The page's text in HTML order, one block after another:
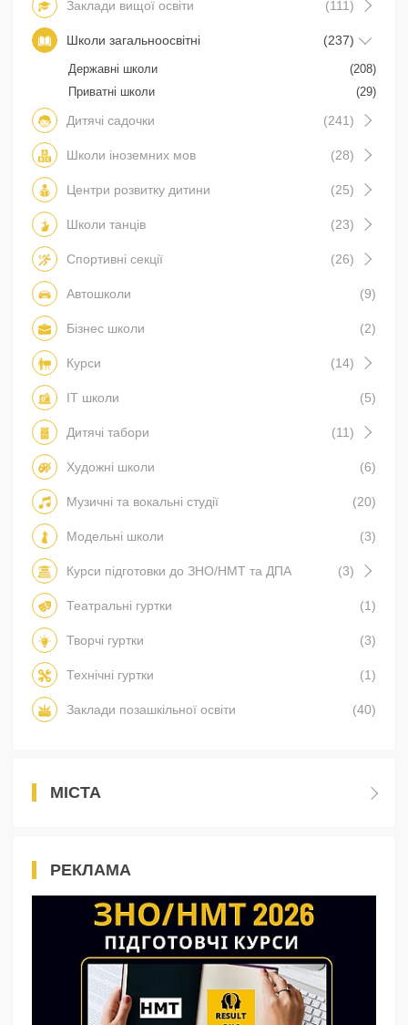
Заклади вищої освіти (111)
Школи загальноосвітні (237)
Державні школи
(208)
Приватні школи
(29)
Дитячі садочки (241)
Школи іноземних мов (28)
Центри розвитку дитини (25)
Школи танців (23)
Спортивні секції (26)
Автошколи (9)
Бізнес школи (2)
Курси (14)
IT школи (5)
Дитячі табори (11)
Художні школи (6)
Музичні та вокальні студії (20)
Модельні школи (3)
Курси підготовки до ЗНО/НМТ та ДПА (3)
Театральні гуртки (1)
Творчі гуртки (3)
Технічні гуртки (1)
Заклади позашкільної освіти (40)
МІСТА
РЕКЛАМА